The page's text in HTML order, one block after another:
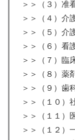
＞＞（３）准
＞＞（４）介
＞＞（５）介
＞＞（６）看
＞＞（７）臨
＞＞（８）薬
＞＞（９）歯
＞＞（１０）
＞＞（１１）
＞＞（１２）